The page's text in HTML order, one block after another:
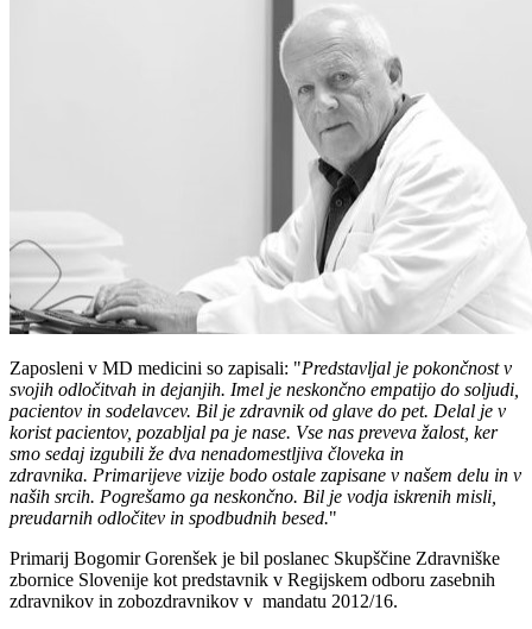
Zaposleni v MD medicini so zapisali: "Predstavljal je pokončnost v
svojih odločitvah in dejanjih. Imel je neskončno empatijo do soljudi,
pacientov in sodelavcev. Bil je zdravnik od glave do pet. Delal je v
korist pacientov, pozabljal pa je nase. Vse nas preveva žalost, ker
smo sedaj izgubili že dva nenadomestljiva človeka in
zdravnika. Primarijeve vizije bodo ostale zapisane v našem delu in v
naših srcih. Pogrešamo ga neskončno. Bil je vodja iskrenih misli,
preudarnih odločitev in spodbudnih besed."
Primarij Bogomir Gorenšek je bil poslanec Skupščine Zdravniške
zbornice Slovenije kot predstavnik v Regijskem odboru zasebnih
zdravnikov in zobozdravnikov v mandatu 2012/16.